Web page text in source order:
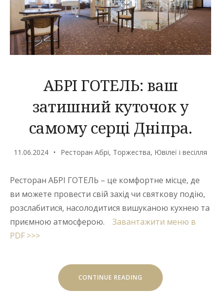
АБРІ ГОТЕЛЬ: ваш
затишний куточок у
самому серці Дніпра.
11.06.2024 Ресторан Абрі, Торжества, Ювілеї і весілля
Ресторан АБРІ ГОТЕЛЬ – це комфортне місце, де
ви можете провести свій захід чи святкову подію,
розслабитися, насолодитися вишуканою кухнею та
приємною атмосферою. Завантажити меню в
PDF >>>
CONTINUE READING
ГОТЕЛЬ: